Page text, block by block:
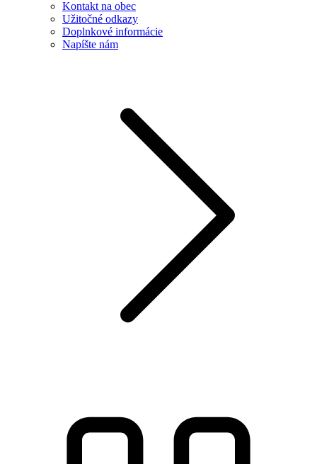
Kontakt na obec
Užitočné odkazy
Doplnkové informácie
Napíšte nám